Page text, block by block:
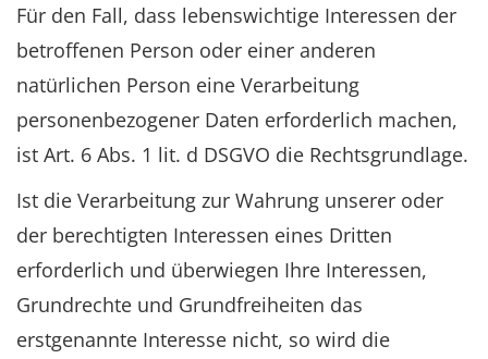
Für den Fall, dass lebenswichtige Interessen der
betroffenen Person oder einer anderen
natürlichen Person eine Verarbeitung
personenbezogener Daten erforderlich machen,
ist Art. 6 Abs. 1 lit. d DSGVO die Rechtsgrundlage.
Ist die Verarbeitung zur Wahrung unserer oder
der berechtigten Interessen eines Dritten
erforderlich und überwiegen Ihre Interessen,
Grundrechte und Grundfreiheiten das
erstgenannte Interesse nicht, so wird die